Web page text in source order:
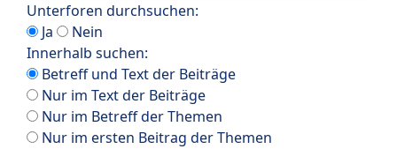
Unterforen durchsuchen:
Ja
Nein
Innerhalb suchen:
Betreff und Text der Beiträge
Nur im Text der Beiträge
Nur im Betreff der Themen
Nur im ersten Beitrag der Themen